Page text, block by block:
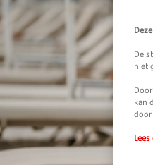
De
niet
kan